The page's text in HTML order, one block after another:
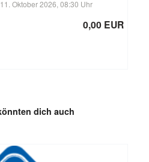
Oktober 2026, 08:30 Uhr
0,00 EUR
dich auch